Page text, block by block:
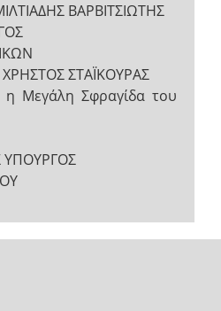
ΒΑΡΒΙΤΣΙΩΤΗΣ
ΣΤΑΪΚΟΥΡΑΣ
η Μεγάλη Σφραγίδα του
ΥΠΟΥΡΓΟΣ